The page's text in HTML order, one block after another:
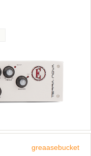
greaasebucket